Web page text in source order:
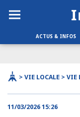
ACTUS & INFOS
> VIE LOCALE > VIE
11/03/2026 15:26